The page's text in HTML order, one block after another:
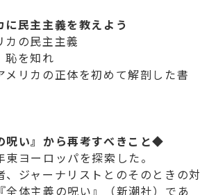
に民主主義を教えよう
カの民主主義
恥を知れ
メリカの正体を初めて解剖した書
い』から再考すべきこと◆
ヨーロッパを探索した。
、ジャーナリストとのそのときの対
全体主義の呪い』（新潮社）であ